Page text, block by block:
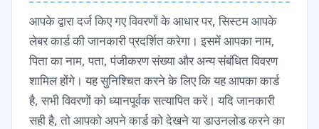
आपके द्वारा दर्ज किए गए विवरणों के आधार पर, सिस्टम आपके
लेबर कार्ड की जानकारी प्रदर्शित करेगा। इसमें आपका नाम,
पिता का नाम, पता, पंजीकरण संख्या और अन्य संबंधित विवरण
शामिल होंगे। यह सुनिश्चित करने के लिए कि यह आपका कार्ड
है, सभी विवरणों को ध्यानपूर्वक सत्यापित करें। यदि जानकारी
सही है, तो आपको अपने कार्ड को देखने या डाउनलोड करने का